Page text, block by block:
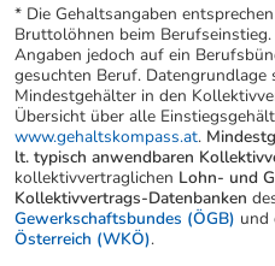
* Die Gehaltsangaben
Bruttolöhnen beim
Angaben jedoch auf ein
gesuchten Beruf. Datengrundlage
Mindestgehälter in den
Übersicht über alle
www.gehaltskompass.at.
lt. typisch anwendbaren
kollektivvertraglichen Lohn- und
Kollektivvertrags-Datenbanken
Gewerkschaftsbundes (ÖGB) und
Österreich (WKÖ).